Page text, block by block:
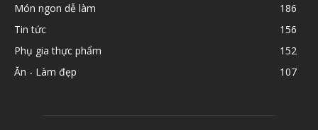
Món ngon dễ làm
186
Tin tức
156
Phụ gia thực phẩm
152
Ăn - Làm đẹp
107